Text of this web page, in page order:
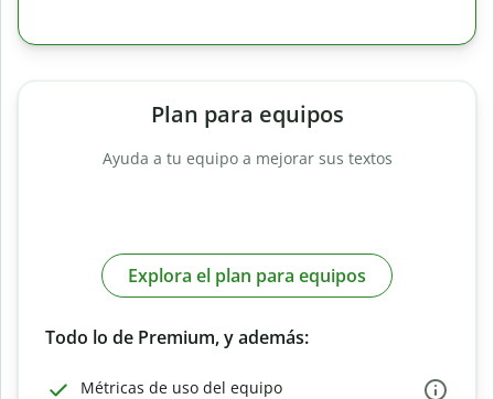
Plan para equipos
Ayuda a tu equipo a mejorar sus textos
Explora el plan para equipos
Todo lo de Premium, y además:
Métricas de uso del equipo